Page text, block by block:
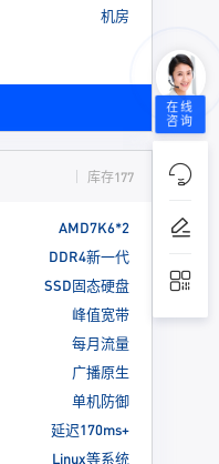
机房
库存177
AMD7K6*2
DDR4新一代
SSD固态硬盘
峰值宽带
每月流量
广播原生
单机防御
延迟170ms+
Linux等系统
在线
咨询